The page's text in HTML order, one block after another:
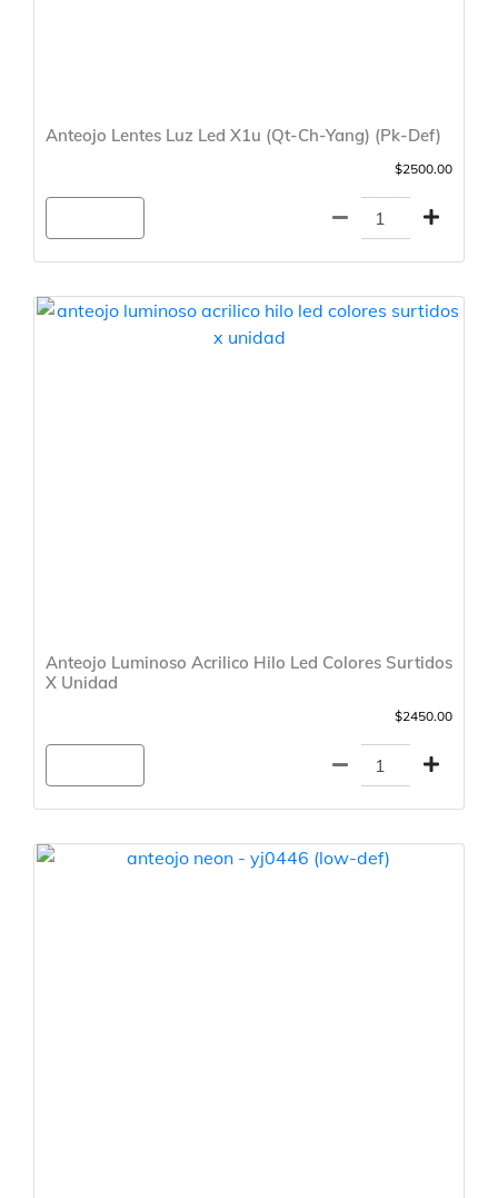
Anteojo Lentes Luz Led X1u (Qt-Ch-Yang) (Pk-Def)
$2500.00
Anteojo Luminoso Acrilico Hilo Led Colores Surtidos
X Unidad
$2450.00